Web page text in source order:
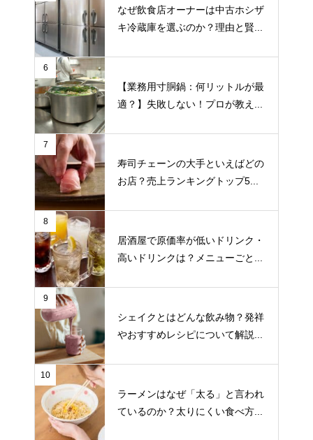
なぜ飲食店オーナーは中古ホシザ
キ冷蔵庫を選ぶのか？理由と賢...
6
【業務用寸胴鍋：何リットルが最
適？】失敗しない！プロが教え...
7
寿司チェーンの大手といえばどの
お店？売上ランキングトップ5...
8
居酒屋で原価率が低いドリンク・
高いドリンクは？メニューごと...
9
シェイクとはどんな飲み物？発祥
やおすすめレシピについて解説...
10
ラーメンはなぜ「太る」と言われ
ているのか？太りにくい食べ方...